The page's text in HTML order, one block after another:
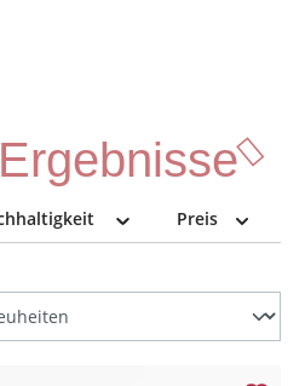
Preis